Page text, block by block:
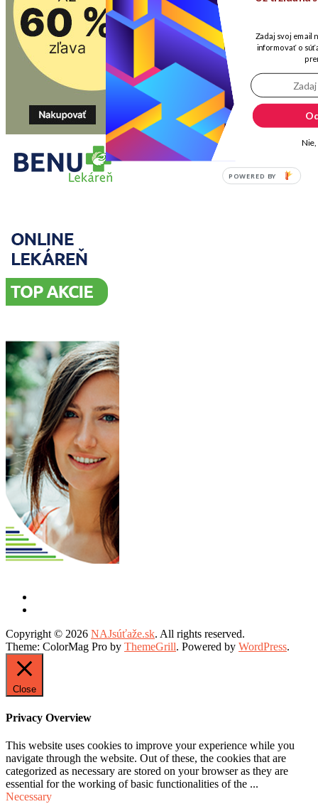
Copyright © 2026 NAJsúťaže.sk. All rights reserved.
Theme: ColorMag Pro by ThemeGrill. Powered by WordPress.
Close
Privacy Overview
This website uses cookies to improve your experience while you
navigate through the website. Out of these, the cookies that are
categorized as necessary are stored on your browser as they are
essential for the working of basic functionalities of the ...
Necessary
Zadaj svoj email
informovať o